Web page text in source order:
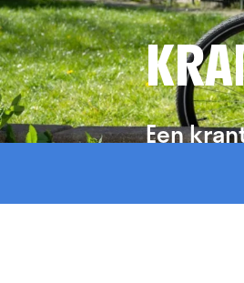
Een